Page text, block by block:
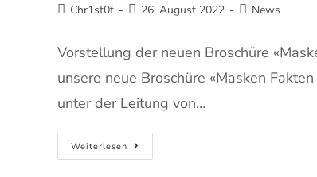
Chr1st0f 26. August 2022 News
Vorstellung der neuen Broschüre
unsere neue Broschüre «Masken
unter der Leitung von…
Weiterlesen